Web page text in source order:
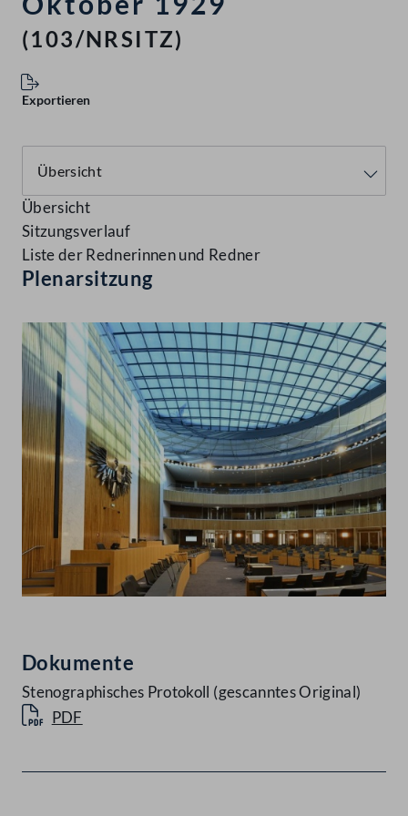
(103/NRSITZ)
Exportieren
Übersicht
Sitzungsverlauf
Liste der Rednerinnen und Redner
Plenarsitzung
Dokumente
Stenographisches Protokoll (gescanntes Original)
PDF